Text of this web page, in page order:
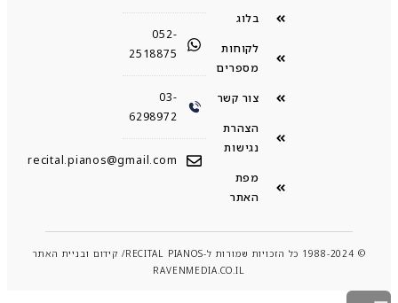
בלוג
לקוחות
מספרים
צור קשר
הצהרת
נגישות
מפת
האתר
052-
2518875
03-
6298972
recital.pianos@gmail.com
© 1988-2024 כל הזכויות שמורות ל-RECITAL PIANOS/ קידום ובניית האתר
RAVENMEDIA.CO.IL